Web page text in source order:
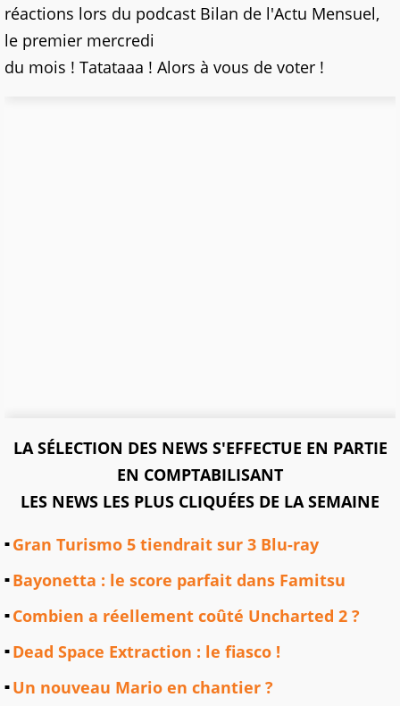
réactions lors du podcast Bilan de l'Actu Mensuel,
le premier mercredi
du mois ! Tatataaa ! Alors à vous de voter !
LA SÉLECTION DES NEWS S'EFFECTUE EN PARTIE
EN COMPTABILISANT
LES NEWS LES PLUS CLIQUÉES DE LA SEMAINE
Gran Turismo 5 tiendrait sur 3 Blu-ray
Bayonetta : le score parfait dans Famitsu
Combien a réellement coûté Uncharted 2 ?
Dead Space Extraction : le fiasco !
Un nouveau Mario en chantier ?